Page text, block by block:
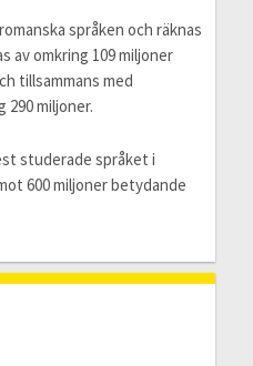
språken och räknas
av omkring 109 miljoner
tillsammans med
290 miljoner.
studerade språket i
600 miljoner betydande